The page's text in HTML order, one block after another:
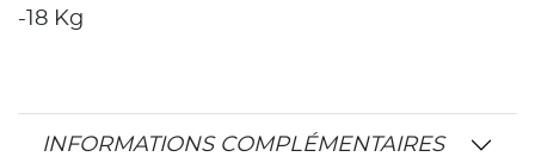
-18 Kg
INFORMATIONS COMPLÉMENTAIRES